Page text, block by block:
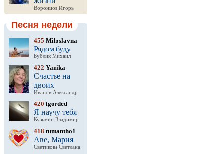
Воронцов Игорь
Песня недели
455 Miloslavna
Рядом буду
Бублик Михаил
422 Yanika
Счастье на
двоих
Иванов Александр
420 igorded
Я научу тебя
Кузьмин Владимир
418 tumantho1
Аве, Мария
Светикова Светлана